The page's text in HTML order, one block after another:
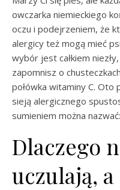
owczarka niemieckiego
oczu i podejrzeniem, że
alergicy też mogą mieć
wybór jest całkiem
zapomnisz o
połówka witaminy C.
sieją alergicznego
sumieniem można
Dlaczego
uczulają,